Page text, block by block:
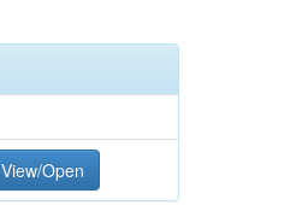
View/Open